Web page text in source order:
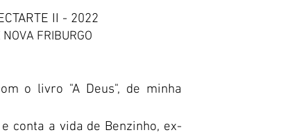
II - 2022
FRIBURGO
o livro "A Deus", de minha
conta a vida de Benzinho, ex-